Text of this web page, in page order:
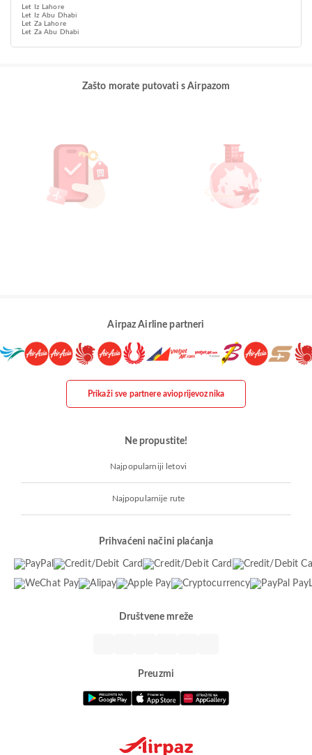
Let Iz Lahore
Let Iz Abu Dhabi
Let Za Lahore
Let Za Abu Dhabi
Zašto morate putovati s Airpazom
Airpaz Airline partneri
Prikaži sve partnere avioprijevoznika
Ne propustite!
Najpopularniji letovi
Najpopularnije rute
Prihvaćeni načini plaćanja
Društvene mreže
Preuzmi